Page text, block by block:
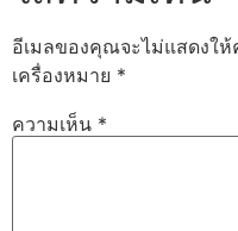
อีเมลของคุณจะไม่แสดงใ
เครื่องหมาย *
ความเห็น *